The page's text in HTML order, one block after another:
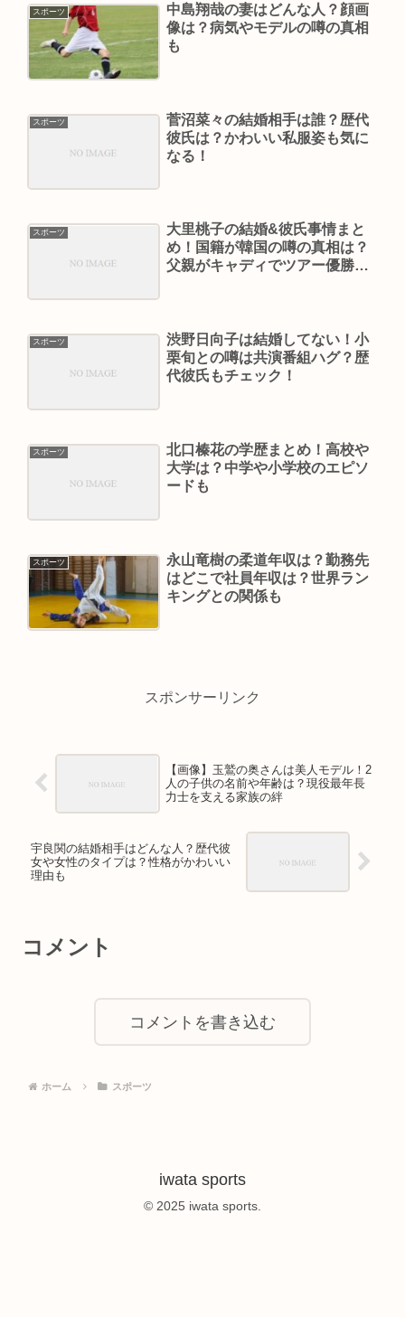
スポーツ
中島翔哉の妻はどんな人？顔画
像は？病気やモデルの噂の真相
も
スポーツ
菅沼菜々の結婚相手は誰？歴代
彼氏は？かわいい私服姿も気に
なる！
スポーツ
大里桃子の結婚&彼氏事情まと
め！国籍が韓国の噂の真相は？
父親がキャディでツアー優勝に
スポーツ
渋野日向子は結婚してない！小
栗旬との噂は共演番組ハグ？歴
代彼氏もチェック！
スポーツ
北口榛花の学歴まとめ！高校や
大学は？中学や小学校のエピソ
ードも
スポーツ
永山竜樹の柔道年収は？勤務先
はどこで社員年収は？世界ラン
キングとの関係も
スポンサーリンク
【画像】玉鷲の奥さんは美人モデル！2
人の子供の名前や年齢は？現役最年長
力士を支える家族の絆
宇良関の結婚相手はどんな人？歴代彼
女や女性のタイプは？性格がかわいい
理由も
コメント
コメントを書き込む
ホーム スポーツ
iwata sports
© 2025 iwata sports.